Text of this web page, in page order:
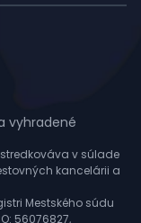
vyhradené
v súlade
kancelárii a
Mestského súdu
56076827,